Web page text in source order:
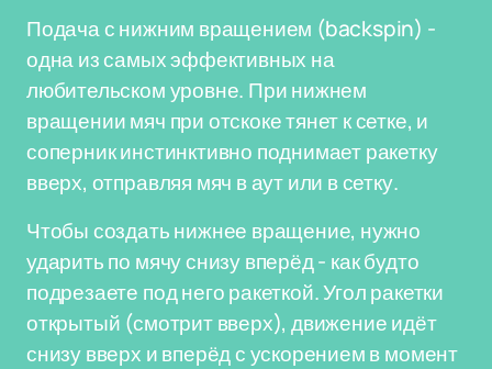
Подача с нижним вращением (backspin) -
одна из самых эффективных на
любительском уровне. При нижнем
вращении мяч при отскоке тянет к сетке, и
соперник инстинктивно поднимает ракетку
вверх, отправляя мяч в аут или в сетку.
Чтобы создать нижнее вращение, нужно
ударить по мячу снизу вперёд - как будто
подрезаете под него ракеткой. Угол ракетки
открытый (смотрит вверх), движение идёт
снизу вверх и вперёд с ускорением в момент